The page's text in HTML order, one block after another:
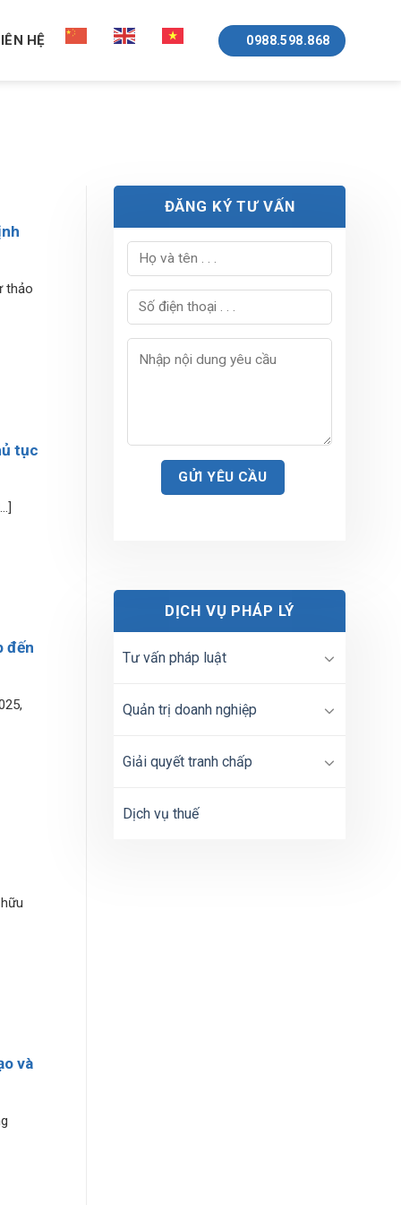
HỆ 0988.598.868
thảo
tục
đến
và
ĐĂNG KÝ TƯ VẤN
DỊCH VỤ PHÁP LÝ
Tư vấn pháp luật
Quản trị doanh nghiệp
Giải quyết tranh chấp
Dịch vụ thuế